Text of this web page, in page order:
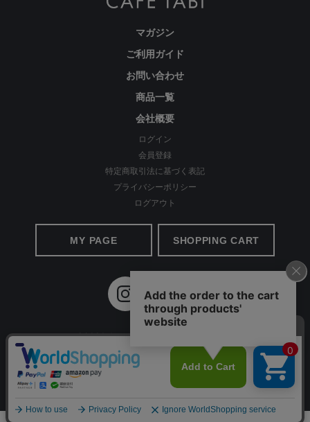
ヒップには飾りポケットをつけることで、ヒップアップ効果とス
る位置に配置し、トップスをインしても後ろ姿に自信が持てるよ
うに仕立てています。
マガジン
ご利用ガイド
お問い合わせ
商品一覧
会社概要
ログイン
会員登録
特定商取引法に基づく表記
プライバシーポリシー
ログアウト
MY PAGE SHOPPING CART
©2020 Apparel Ai All Rights reserved.